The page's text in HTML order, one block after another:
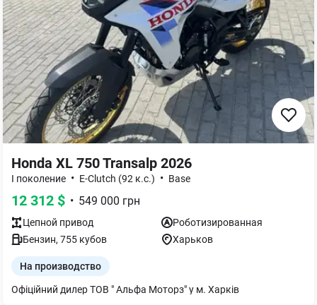
Honda XL 750 Transalp 2026
I поколение • E-Clutch (92 к.с.) • Base
12 312 $ • 549 000 грн
Цепной привод
Роботизированная
Бензин, 755 кубов Харьков
На производство
Офіційний дилер ТОВ " Альфа Моторз" у м. Харків